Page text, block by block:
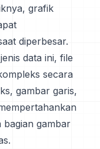
grafik
diperbesar.
data ini, file
secara
gambar garis,
bagian gambar